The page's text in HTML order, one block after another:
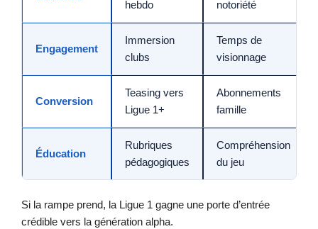
hebdo
notoriété
Engagement
Immersion
clubs
Temps de
visionnage
Conversion
Teasing vers
Ligue 1+
Abonnements
famille
Éducation
Rubriques
pédagogiques
Compréhension
du jeu
Si la rampe prend, la Ligue 1 gagne une porte d’entrée
crédible vers la génération alpha.